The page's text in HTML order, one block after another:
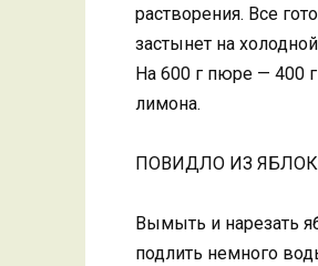
растворения. Все
застынет на
На 600 г пюре — 400
лимона.
ПОВИДЛО ИЗ ЯБЛОК
Вымыть и нарезать
подлить немного